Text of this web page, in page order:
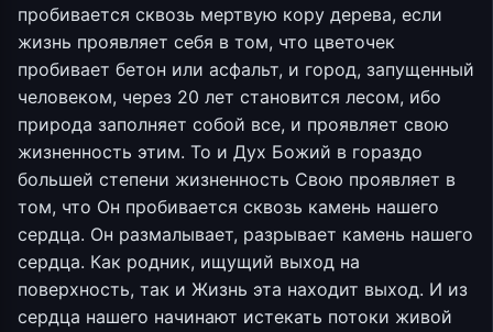
пробивается сквозь мертвую кору дерева, если
жизнь проявляет себя в том, что цветочек
пробивает бетон или асфальт, и город, запущенный
человеком, через 20 лет становится лесом, ибо
природа заполняет собой все, и проявляет свою
жизненность этим. То и Дух Божий в гораздо
большей степени жизненность Свою проявляет в
том, что Он пробивается сквозь камень нашего
сердца. Он размалывает, разрывает камень нашего
сердца. Как родник, ищущий выход на
поверхность, так и Жизнь эта находит выход. И из
сердца нашего начинают истекать потоки живой